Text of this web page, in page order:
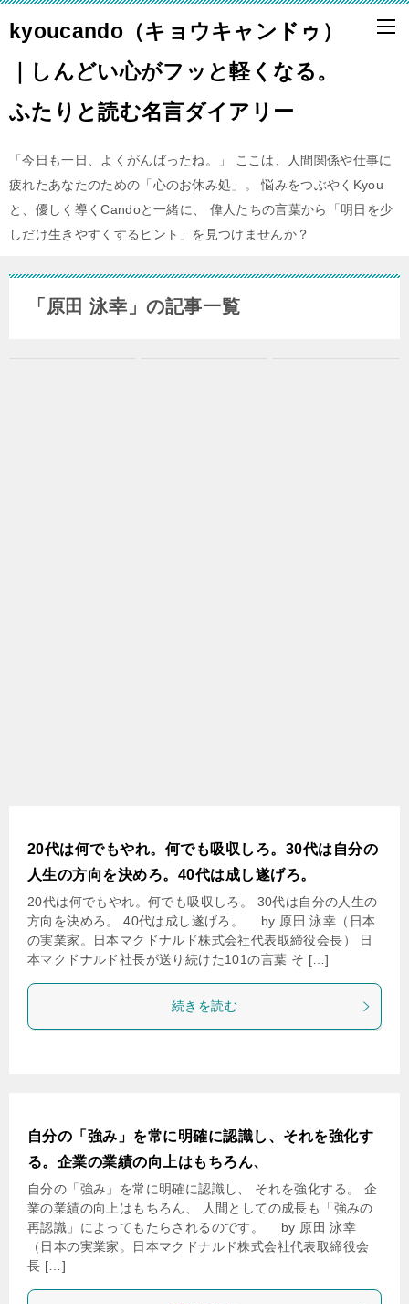
kyoucando（キョウキャンドゥ）
｜しんどい心がフッと軽くなる。
ふたりと読む名言ダイアリー
「今日も一日、よくがんばったね。」 ここは、人間関係や仕事に
疲れたあなたのための「心のお休み処」。 悩みをつぶやくKyou
と、優しく導くCandoと一緒に、 偉人たちの言葉から「明日を少
しだけ生きやすくするヒント」を見つけませんか？
「原田 泳幸」の記事一覧
20代は何でもやれ。何でも吸収しろ。30代は自分の
人生の方向を決めろ。40代は成し遂げろ。
20代は何でもやれ。何でも吸収しろ。 30代は自分の人生の
方向を決めろ。 40代は成し遂げろ。 by 原田 泳幸（日本
の実業家。日本マクドナルド株式会社代表取締役会長） 日
本マクドナルド社長が送り続けた101の言葉 そ […]
続きを読む
自分の「強み」を常に明確に認識し、それを強化す
る。企業の業績の向上はもちろん、
自分の「強み」を常に明確に認識し、 それを強化する。 企
業の業績の向上はもちろん、 人間としての成長も「強みの
再認識」によってもたらされるのです。 by 原田 泳幸
（日本の実業家。日本マクドナルド株式会社代表取締役会
長 […]